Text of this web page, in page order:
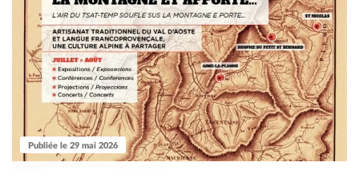
Publiée le 29 mai 2026